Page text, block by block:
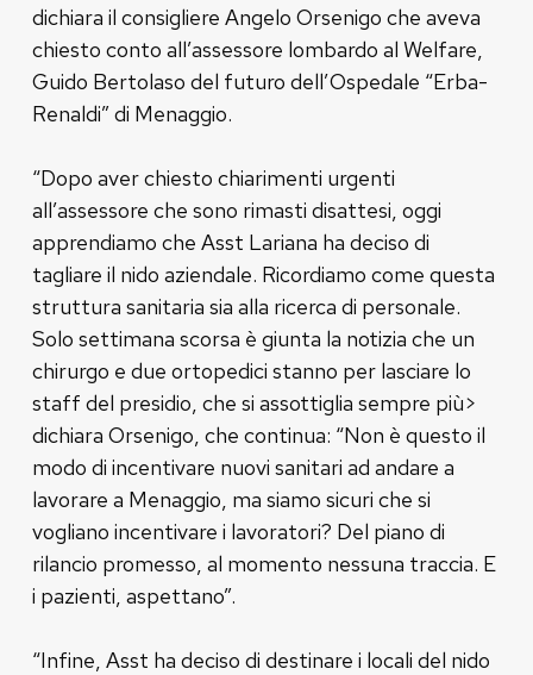
dichiara il consigliere Angelo Orsenigo che aveva
chiesto conto all’assessore lombardo al Welfare,
Guido Bertolaso del futuro dell’Ospedale “Erba-
Renaldi” di Menaggio.
“Dopo aver chiesto chiarimenti urgenti
all’assessore che sono rimasti disattesi, oggi
apprendiamo che Asst Lariana ha deciso di
tagliare il nido aziendale. Ricordiamo come questa
struttura sanitaria sia alla ricerca di personale.
Solo settimana scorsa è giunta la notizia che un
chirurgo e due ortopedici stanno per lasciare lo
staff del presidio, che si assottiglia sempre più>
dichiara Orsenigo, che continua: “Non è questo il
modo di incentivare nuovi sanitari ad andare a
lavorare a Menaggio, ma siamo sicuri che si
vogliano incentivare i lavoratori? Del piano di
rilancio promesso, al momento nessuna traccia. E
i pazienti, aspettano”.
“Infine, Asst ha deciso di destinare i locali del nido